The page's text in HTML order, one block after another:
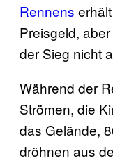
Rennens
Preisgeld,
der Sieg nicht
Während der
Strömen, die
das Gelände,
dröhnen aus